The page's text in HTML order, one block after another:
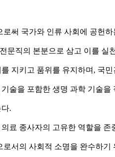
써 국가와 인류 사회에 공헌
문직의 본분으로 삼고 이를 실
지키고 품위를 유지하며, 국
술을 포함한 생명 과학 기술
.
료 종사자의 고유한 역할을
서의 사회적 소명을 완수하